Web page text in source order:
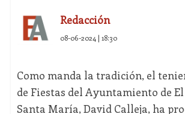
Redacción
08-06-2024 | 18:30
Como manda la tradición, el
de Fiestas del Ayuntamiento de
Santa María, David Calleja, ha